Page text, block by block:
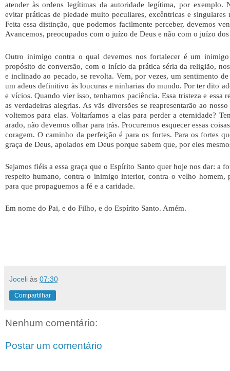
atender às ordens legítimas da autoridade legítima, por exemplo.
evitar práticas de piedade muito peculiares, excêntricas e
Feita essa distinção, que podemos facilmente perceber, devemos
Avancemos, preocupados com o juízo de Deus e não com o juízo
Outro inimigo contra o qual devemos nos fortalecer é um
propósito de conversão, com o início da prática séria da religião,
e inclinado ao pecado, se revolta. Vem, por vezes, um sentimento
um adeus definitivo às loucuras e ninharias do mundo. Por ter dito
e vícios. Quando vier isso, tenhamos paciência. Essa tristeza e essa
as verdadeiras alegrias. As vãs diversões se reapresentarão ao
voltemos para elas. Voltaríamos a elas para perder a eternidade?
arado, não devemos olhar para trás. Procuremos esquecer essas
coragem. O caminho da perfeição é para os fortes. Para os fortes
graça de Deus, apoiados em Deus porque sabem que, por eles
Sejamos fiéis a essa graça que o Espírito Santo quer hoje nos dar: a
respeito humano, contra o inimigo interior, contra o velho homem,
para que propaguemos a fé e a caridade.
Em nome do Pai, e do Filho, e do Espírito Santo. Amém.
Joceli às 07:30
Compartilhar
Nenhum comentário:
Postar um comentário